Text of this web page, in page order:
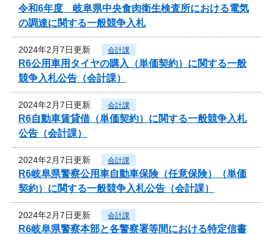
令和6年度 岐阜県中央食肉衛生検査所における電気
の調達に関する一般競争入札
2024年2月7日更新 会計課
R6公用車用タイヤの購入（単価契約）に関する一般
競争入札公告（会計課）
2024年2月7日更新 会計課
R6自動車賃貸借（単価契約）に関する一般競争入札
公告（会計課）
2024年2月7日更新 会計課
R6岐阜県警察公用車自動車保険（任意保険）（単価
契約）に関する一般競争入札公告（会計課）
2024年2月7日更新 会計課
R6岐阜県警察本部と各警察署等間における特定信書